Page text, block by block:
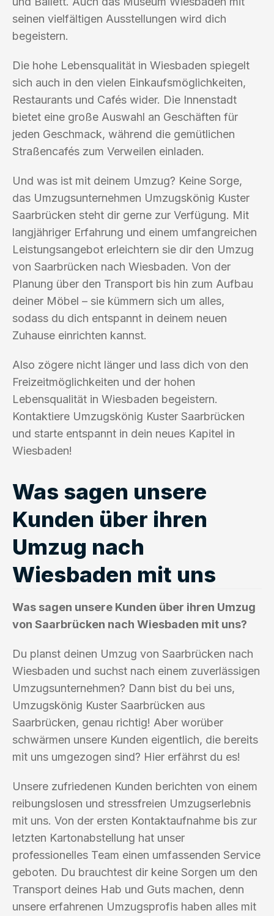
seinen vielfältigen Ausstellungen wird dich
begeistern.
Die hohe Lebensqualität in Wiesbaden spiegelt
sich auch in den vielen Einkaufsmöglichkeiten,
Restaurants und Cafés wider. Die Innenstadt
bietet eine große Auswahl an Geschäften für
jeden Geschmack, während die gemütlichen
Straßencafés zum Verweilen einladen.
Und was ist mit deinem Umzug? Keine Sorge,
das Umzugsunternehmen Umzugskönig Kuster
Saarbrücken steht dir gerne zur Verfügung. Mit
langjähriger Erfahrung und einem umfangreichen
Leistungsangebot erleichtern sie dir den Umzug
von Saarbrücken nach Wiesbaden. Von der
Planung über den Transport bis hin zum Aufbau
deiner Möbel – sie kümmern sich um alles,
sodass du dich entspannt in deinem neuen
Zuhause einrichten kannst.
Also zögere nicht länger und lass dich von den
Freizeitmöglichkeiten und der hohen
Lebensqualität in Wiesbaden begeistern.
Kontaktiere Umzugskönig Kuster Saarbrücken
und starte entspannt in dein neues Kapitel in
Wiesbaden!
Was sagen unsere
Kunden über ihren
Umzug nach
Wiesbaden mit uns
Was sagen unsere Kunden über ihren Umzug
von Saarbrücken nach Wiesbaden mit uns?
Du planst deinen Umzug von Saarbrücken nach
Wiesbaden und suchst nach einem zuverlässigen
Umzugsunternehmen? Dann bist du bei uns,
Umzugskönig Kuster Saarbrücken aus
Saarbrücken, genau richtig! Aber worüber
schwärmen unsere Kunden eigentlich, die bereits
mit uns umgezogen sind? Hier erfährst du es!
Unsere zufriedenen Kunden berichten von einem
reibungslosen und stressfreien Umzugserlebnis
mit uns. Von der ersten Kontaktaufnahme bis zur
letzten Kartonabstellung hat unser
professionelles Team einen umfassenden Service
geboten. Du brauchtest dir keine Sorgen um den
Transport deines Hab und Guts machen, denn
unsere erfahrenen Umzugsprofis haben alles mit